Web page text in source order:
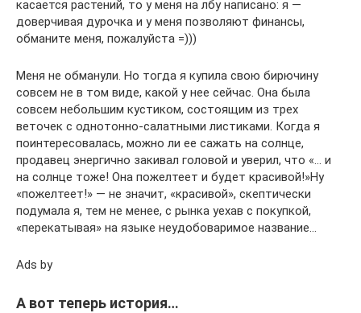
касается растений, то у меня на лбу написано: я —
доверчивая дурочка и у меня позволяют финансы,
обманите меня, пожалуйста =)))
Меня не обманули. Но тогда я купила свою бирючину
совсем не в том виде, какой у нее сейчас. Она была
совсем небольшим кустиком, состоящим из трех
веточек с однотонно-салатными листиками. Когда я
поинтересовалась, можно ли ее сажать на солнце,
продавец энергично закивал головой и уверил, что «… и
на солнце тоже! Она пожелтеет и будет красивой!»Ну
«пожелтеет!» — не значит, «красивой», скептически
подумала я, тем не менее, с рынка уехав с покупкой,
«перекатывая» на языке неудобоваримое название…
Ads by
А вот теперь история…